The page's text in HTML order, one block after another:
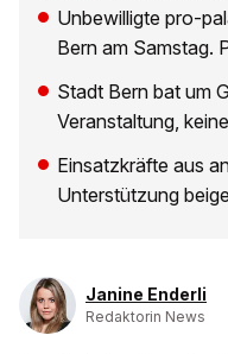
Unbewilligte pro-
Bern am Samstag.
Stadt Bern bat um
Veranstaltung,
Einsatzkräfte aus
Unterstützung
Janine Enderli
Redaktorin News